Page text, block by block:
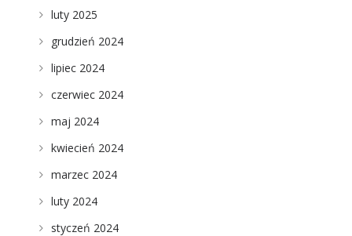
luty 2025
grudzień 2024
lipiec 2024
czerwiec 2024
maj 2024
kwiecień 2024
marzec 2024
luty 2024
styczeń 2024